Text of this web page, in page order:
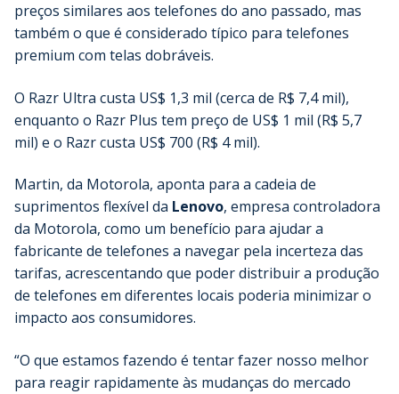
preços similares aos telefones do ano passado, mas
também o que é considerado típico para telefones
premium com telas dobráveis.
O Razr Ultra custa US$ 1,3 mil (cerca de R$ 7,4 mil),
enquanto o Razr Plus tem preço de US$ 1 mil (R$ 5,7
mil) e o Razr custa US$ 700 (R$ 4 mil).
Martin, da Motorola, aponta para a cadeia de
suprimentos flexível da Lenovo, empresa controladora
da Motorola, como um benefício para ajudar a
fabricante de telefones a navegar pela incerteza das
tarifas, acrescentando que poder distribuir a produção
de telefones em diferentes locais poderia minimizar o
impacto aos consumidores.
“O que estamos fazendo é tentar fazer nosso melhor
para reagir rapidamente às mudanças do mercado